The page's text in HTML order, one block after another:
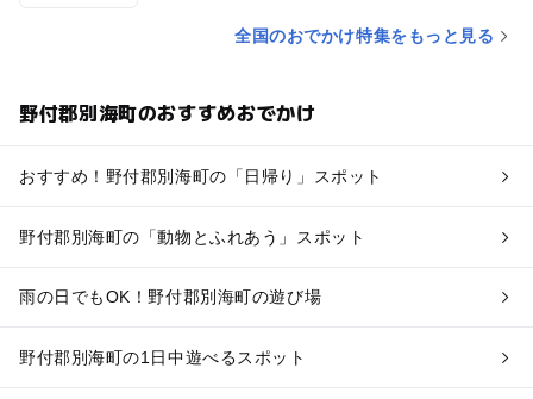
全国のおでかけ特集をもっと見る
野付郡別海町のおすすめおでかけ
おすすめ！野付郡別海町の「日帰り」スポット
野付郡別海町の「動物とふれあう」スポット
雨の日でもOK！野付郡別海町の遊び場
野付郡別海町の1日中遊べるスポット